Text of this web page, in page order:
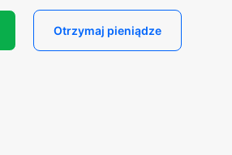
Otrzymaj pieniądze